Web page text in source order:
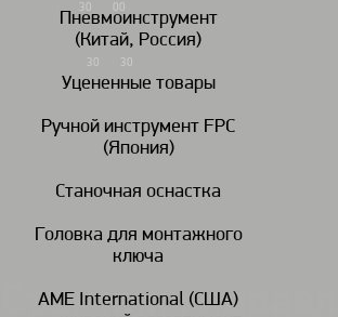
Пневмоинструмент
(Китай, Россия)
Уцененные товары
Ручной инструмент FPC
(Япония)
Станочная оснастка
Головка для монтажного
ключа
AME International (США)
Пн-Чт: 0930-18 00
(495) 924-55-30
30 30
Гайковереты
пневматические
Съемники гидравлические /Съемники
Съемник